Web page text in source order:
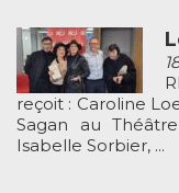
reçoit : Caroline
Sagan au
Isabelle Sorbier, ...